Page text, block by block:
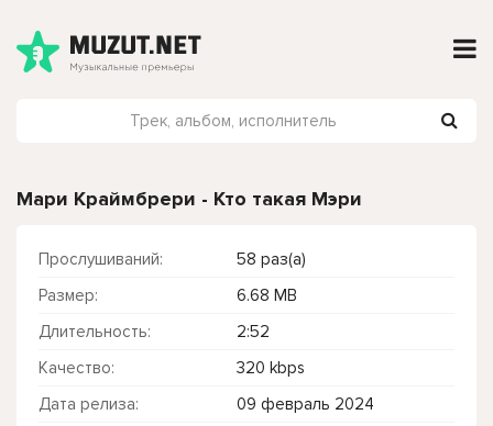
Мари Краймбрери - Кто такая Мэри
Прослушиваний:
58 раз(а)
Размер:
6.68 MB
Длительность:
2:52
Качество:
320 kbps
Дата релиза:
09 февраль 2024